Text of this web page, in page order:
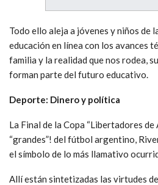
Todo ello aleja a jóvenes y niños de
educación en línea con los avances
familia y la realidad que nos rodea,
forman parte del futuro educativo.
Deporte: Dinero y política
La Final de la Copa “Libertadores
“grandes”! del fútbol argentino,
el símbolo de lo más llamativo
Allí están sintetizadas las virtudes